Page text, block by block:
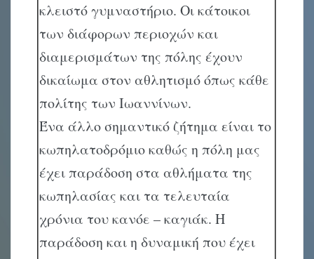
κλειστό γυμναστήριο. Οι κάτοικοι
των διάφορων περιοχών και
διαμερισμάτων της πόλης έχουν
δικαίωμα στον αθλητισμό όπως κάθε
πολίτης των Ιωαννίνων.
Ένα άλλο σημαντικό ζήτημα είναι το
κωπηλατοδρόμιο καθώς η πόλη μας
έχει παράδοση στα αθλήματα της
κωπηλασίας και τα τελευταία
χρόνια του κανόε – καγιάκ. Η
παράδοση και η δυναμική που έχει